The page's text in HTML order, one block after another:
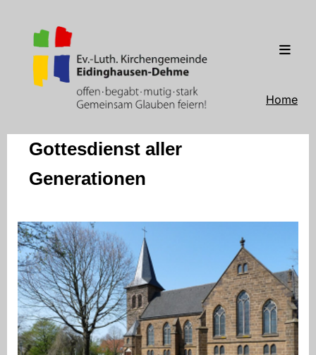
Home
Gottesdienst aller
Generationen